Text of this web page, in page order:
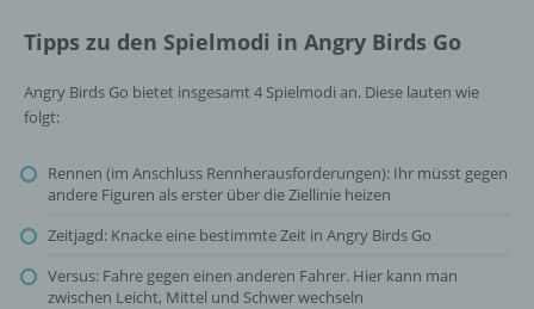
Tipps zu den Spielmodi in Angry Birds Go
Angry Birds Go bietet insgesamt 4 Spielmodi an. Diese lauten wie
folgt:
Rennen (im Anschluss Rennherausforderungen): Ihr müsst gegen
andere Figuren als erster über die Ziellinie heizen
Zeitjagd: Knacke eine bestimmte Zeit in Angry Birds Go
Versus: Fahre gegen einen anderen Fahrer. Hier kann man
zwischen Leicht, Mittel und Schwer wechseln